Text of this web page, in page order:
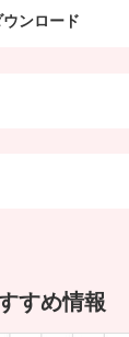
ンロード
すめ情報